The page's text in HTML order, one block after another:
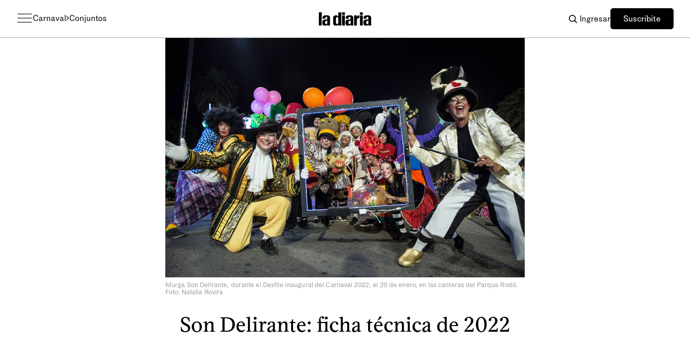
Carnaval Conjuntos Ingresar Suscribite
Murga Son Delirante, durante el Desfile Inaugural del Carnaval 2022, el 20 de enero, en las canteras del Parque Rodó.
Foto: Natalia Rovira
Son Delirante: ficha técnica de 2022